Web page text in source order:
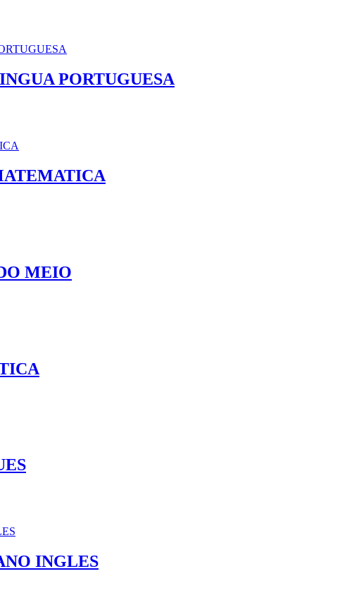
PORTUGUESA
MEIO
INGLES